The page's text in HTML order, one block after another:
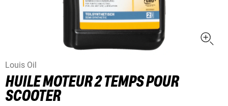
Louis Oil
HUILE MOTEUR 2 TEMPS POUR
SCOOTER